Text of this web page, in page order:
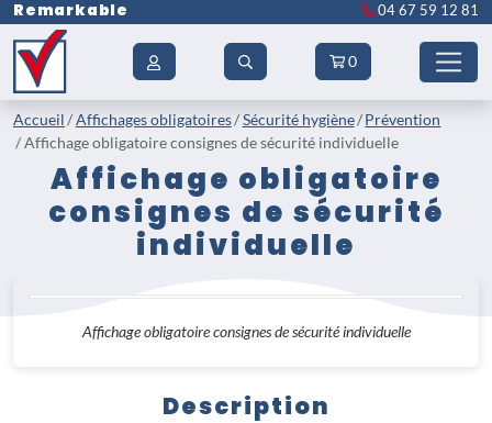
Remarkable 04 67 59 12 81
0
Accueil Affichages obligatoires Sécurité hygiène
Prévention
Affichage obligatoire consignes de sécurité individuelle
Affichage obligatoire
consignes de sécurité
individuelle
Affichage obligatoire consignes de sécurité individuelle
Description